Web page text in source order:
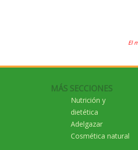
El
MÁS SECCIONES
Nutrición y
dietética
Adelgazar
Cosmética natural